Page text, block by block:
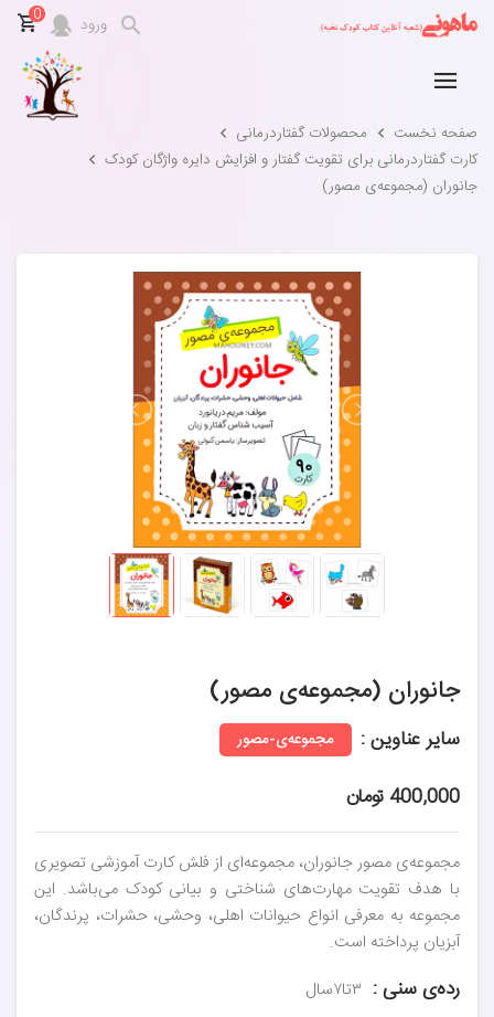
ورود 0
صفحه نخست
محصولات گفتاردرمانی
کارت گفتاردرمانی برای تقویت گفتار و افزایش دایره واژگان کودک
جانوران (مجموعه‌ی مصور)
جانوران (مجموعه‌ی مصور)
سایر عناوین : مجموعه‌ی-مصور
400,000 تومان
مجموعه‌ی مصور جانوران، مجموعه‌ای از فلش کارت آموزشی تصویری
با هدف تقویت مهارت‌های شناختی و بیانی کودک می‌باشد. این
مجموعه به معرفی انواع حیوانات اهلی، وحشی، حشرات، پرندگان،
آبزیان پرداخته است.
رده‌ی سنی : ۳تا۷سال